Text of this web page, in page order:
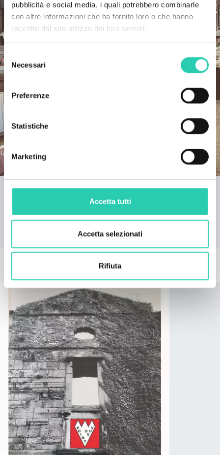
pubblicità e social media, i quali potrebbero combinarle
con altre informazioni che ha fornito loro o che hanno
raccolto dal suo utilizzo dei loro servizi.
Selezione
del
consenso
Necessari
Preferenze
Statistiche
Marketing
Accetta tutti
Accetta selezionati
Rifiuta
EPISKOP
Serie di tavole rotonde, conferenze, presentazioni di
accompagnamento in quattro lingue e un’opera
EVENTI CORRELATI